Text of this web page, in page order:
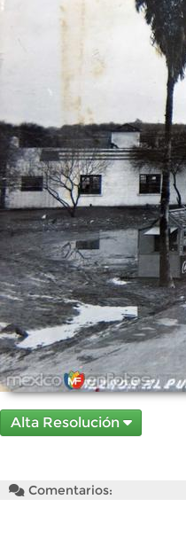
Alta Resolución
Comentarios: